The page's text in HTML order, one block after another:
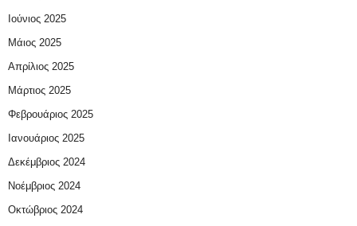
Ιούνιος 2025
Μάιος 2025
Απρίλιος 2025
Μάρτιος 2025
Φεβρουάριος 2025
Ιανουάριος 2025
Δεκέμβριος 2024
Νοέμβριος 2024
Οκτώβριος 2024